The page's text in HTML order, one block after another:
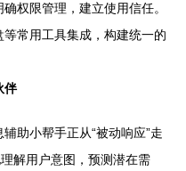
权限管理，建立使用信任。
等常用工具集成，构建统一的
伴
助小帮手正从“被动响应”走
解用户意图，预测潜在需